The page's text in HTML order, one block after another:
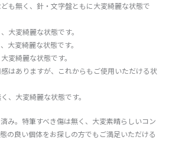
ども無く、針・文字盤ともに大変綺麗な状態で
大変綺麗な状態です。
大変綺麗な状態です。
変綺麗な状態です。
感はありますが、これからもご使用いただける状
、大変綺麗な状態です。
み。特筆すべき傷は無く、大変素晴らしいコン
の良い個体をお探しの方でもご満足いただける